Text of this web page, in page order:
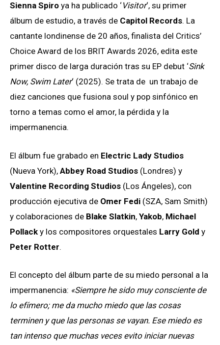
Sienna Spiro ya ha publicado ‘Visitor‘, su primer
álbum de estudio, a través de Capitol Records. La
cantante londinense de 20 años, finalista del Critics’
Choice Award de los BRIT Awards 2026, edita este
primer disco de larga duración tras su EP debut ‘Sink
Now, Swim Later‘ (2025). Se trata de un trabajo de
diez canciones que fusiona soul y pop sinfónico en
torno a temas como el amor, la pérdida y la
impermanencia.
El álbum fue grabado en Electric Lady Studios
(Nueva York), Abbey Road Studios (Londres) y
Valentine Recording Studios (Los Ángeles), con
producción ejecutiva de Omer Fedi (SZA, Sam Smith)
y colaboraciones de Blake Slatkin, Yakob, Michael
Pollack y los compositores orquestales Larry Gold y
Peter Rotter.
El concepto del álbum parte de su miedo personal a la
impermanencia: «Siempre he sido muy consciente de
lo efímero; me da mucho miedo que las cosas
terminen y que las personas se vayan. Ese miedo es
tan intenso que muchas veces evito iniciar nuevas